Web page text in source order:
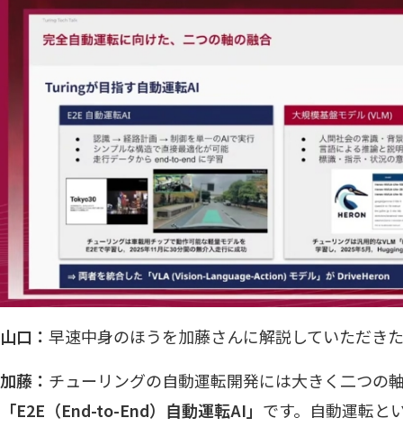
山口： 早速中身のほうを加藤さんに解説していただき
加藤： チューリングの自動運転開発には大きく二つの
「E2E（End-to-End）自動運転AI」 です。自動運転と